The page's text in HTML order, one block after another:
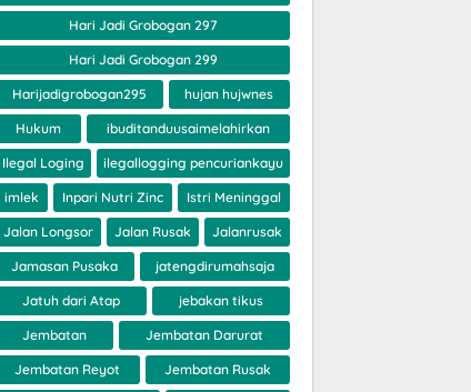
Hari Jadi Grobogan 297
Hari Jadi Grobogan 299
Harijadigrobogan295 hujan hujwnes
Hukum ibuditanduusaimelahirkan
Ilegal Loging ilegallogging pencuriankayu
imlek Inpari Nutri Zinc Istri Meninggal
Jalan Longsor Jalan Rusak Jalanrusak
Jamasan Pusaka jatengdirumahsaja
Jatuh dari Atap jebakan tikus
Jembatan Jembatan Darurat
Jembatan Reyot Jembatan Rusak